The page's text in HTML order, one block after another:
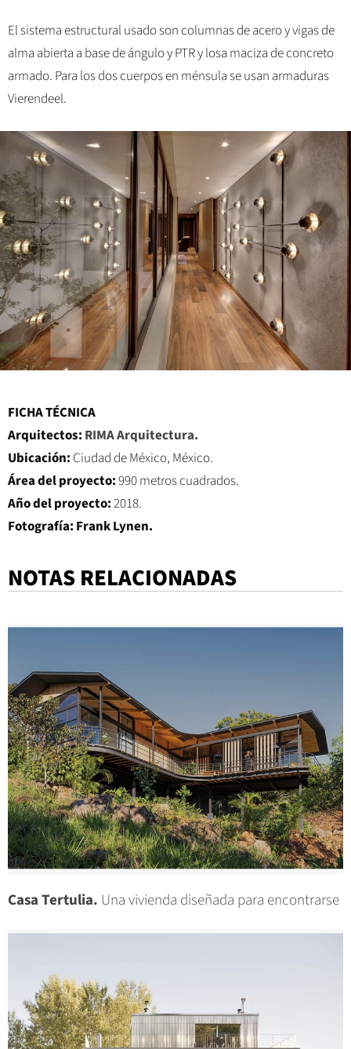
El sistema estructural usado son columnas de acero y vigas de
alma abierta a base de ángulo y PTR y losa maciza de concreto
armado. Para los dos cuerpos en ménsula se usan armaduras
Vierendeel.
FICHA TÉCNICA
Arquitectos: RIMA Arquitectura.
Ubicación: Ciudad de México, México.
Área del proyecto:990 metros cuadrados.
Año del proyecto:2018.
Fotografía: Frank Lynen.
NOTAS RELACIONADAS
Casa Tertulia. Una vivienda diseñada para encontrarse